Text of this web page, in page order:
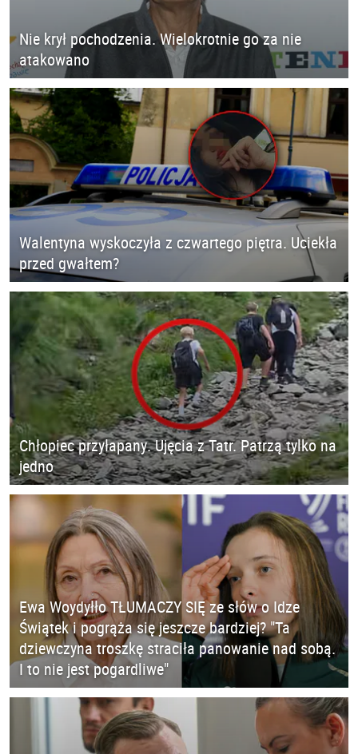
Nie krył pochodzenia. Wielokrotnie go za nie
atakowano
Walentyna wyskoczyła z czwartego piętra. Uciekła
przed gwałtem?
Chłopiec przyłapany. Ujęcia z Tatr. Patrzą tylko na
jedno
Ewa Woydyłło TŁUMACZY SIĘ ze słów o Idze
Świątek i pogrąża się jeszcze bardziej? "Ta
dziewczyna troszkę straciła panowanie nad sobą.
I to nie jest pogardliwe"